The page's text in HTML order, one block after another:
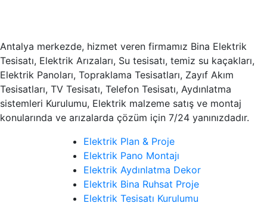
Antalya merkezde, hizmet veren firmamız Bina Elektrik
Tesisatı, Elektrik Arızaları, Su tesisatı, temiz su kaçakları,
Elektrik Panoları, Topraklama Tesisatları, Zayıf Akım
Tesisatları, TV Tesisatı, Telefon Tesisatı, Aydınlatma
sistemleri Kurulumu, Elektrik malzeme satış ve montaj
konularında ve arızalarda çözüm için 7/24 yanınızdadır.
Elektrik Plan & Proje
Elektrik Pano Montajı
Elektrik Aydınlatma Dekor
Elektrik Bina Ruhsat Proje
Elektrik Tesisatı Kurulumu